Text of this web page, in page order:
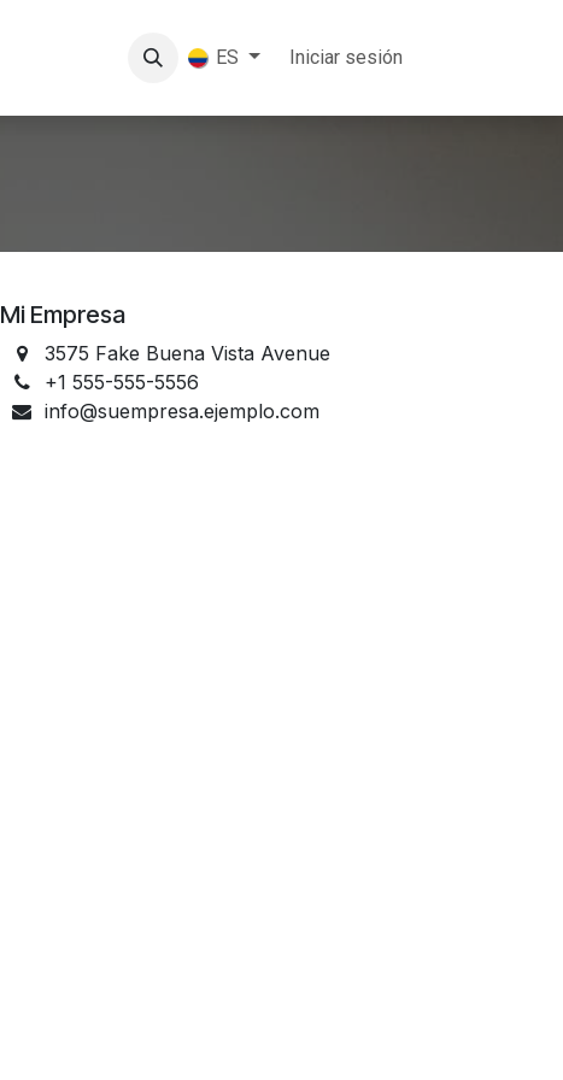
ES Iniciar sesión
Mi Empresa
3575 Fake Buena Vista Avenue
+1 555-555-5556
info@suempresa.ejemplo.com